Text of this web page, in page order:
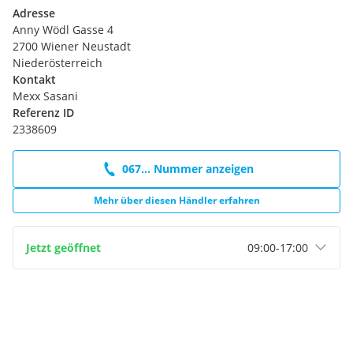
Adresse
Anny Wödl Gasse 4
2700 Wiener Neustadt
Niederösterreich
Kontakt
Mexx Sasani
Referenz ID
2338609
067... Nummer anzeigen
Mehr über diesen Händler erfahren
Jetzt geöffnet 09:00-17:00